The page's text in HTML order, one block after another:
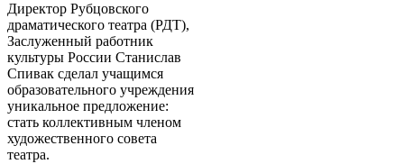
Директор Рубцовского
драматического театра (РДТ),
Заслуженный работник
культуры России Станислав
Спивак сделал учащимся
образовательного учреждения
уникальное предложение:
стать коллективным членом
художественного совета
театра.